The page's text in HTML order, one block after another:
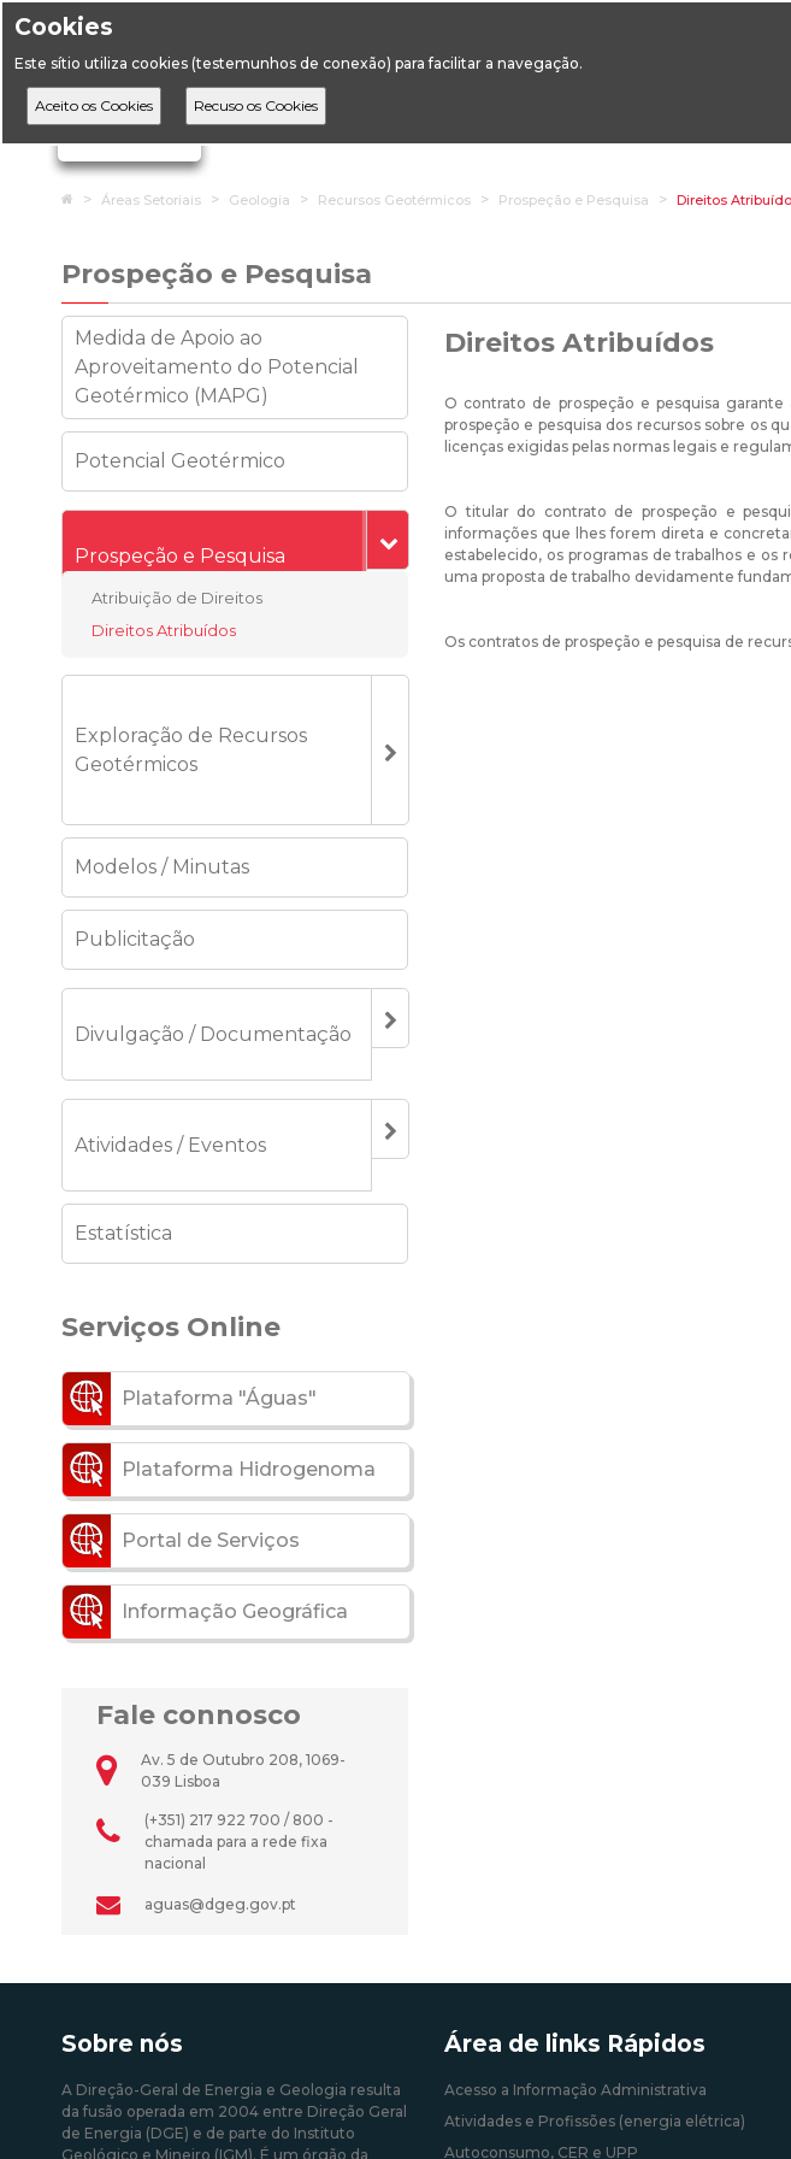
Cookies
Este sítio utiliza cookies (testemunhos de conexão) para facilitar a navegação.
Ignorar links de navegação
HomeÁreas Setoriais Geologia Recursos Geotérmicos Prospeção e Pesquisa Direitos
Prospeção e Pesquisa
Medida de Apoio ao
Aproveitamento do Potencial
Geotérmico (MAPG)
Potencial Geotérmico
Prospeção e Pesquisa
Atribuição de Direitos
Direitos Atribuídos
Exploração de Recursos
Geotérmicos
Modelos / Minutas
Publicitação
Divulgação / Documentação
Atividades / Eventos
Estatística
Serviços Online
Plataforma "Águas"
Plataforma Hidrogenoma
Portal de Serviços
Informação Geográfica
Fale connosco
Av. 5 de Outubro 208, 1069-
039 Lisboa
(+351) 217 922 700 / 800 -
chamada para a rede fixa
nacional
aguas@dgeg.gov.pt
Direitos Atribuídos
O contrato de prospeção e pesquisa
prospeção e pesquisa dos recursos sobre os
licenças exigidas pelas normas legais e
O titular do contrato de prospeção e
informações que lhes forem direta e
estabelecido, os programas de trabalhos e
uma proposta de trabalho devidamente
Os contratos de prospeção e pesquisa de
Sobre nós
A Direção-Geral de Energia e Geologia resulta
da fusão operada em 2004 entre Direção Geral
de Energia (DGE) e de parte do Instituto
Geológico e Mineiro (IGM). É um órgão da
Área de links Rápidos
Acesso a Informação Administrativa
Atividades e Profissões (energia elétrica)
Autoconsumo, CER e UPP